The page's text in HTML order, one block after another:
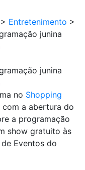
> Entretenimento >
junina
junina
no Shopping
a abertura do
a programação
show gratuito às
Eventos do